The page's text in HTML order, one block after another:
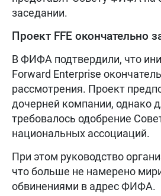
заседании.
Проект FFE окончательно
В ФИФА подтвердили, что
Forward Enterprise
рассмотрения. Проект
дочерней компании, однако
требовалось одобрение
национальных ассоциаций.
При этом руководство
что больше не намерено
обвинениями в адрес ФИФА.